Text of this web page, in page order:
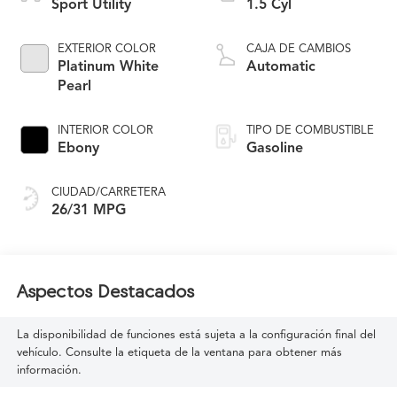
Sport Utility
EXTERIOR COLOR
Platinum White
Pearl
INTERIOR COLOR
Ebony
CIUDAD/CARRETERA
26/31 MPG
1.5 Cyl
CAJA DE CAMBIOS
Automatic
TIPO DE COMBUSTIBLE
Gasoline
Aspectos Destacados
La disponibilidad de funciones está sujeta a la configuración final del
vehículo. Consulte la etiqueta de la ventana para obtener más
información.